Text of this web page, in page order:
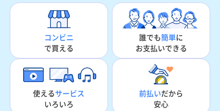
コンビニ
で買える
誰でも簡単に
お支払いできる
使える サービス
いろいろ
前払いだから
安心